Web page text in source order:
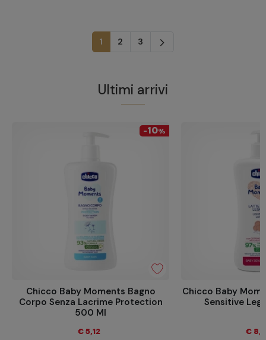
1 2 3 arrow_forward_ios
Ultimi arrivi
-10%
Chicco Baby Moments Bagno
Corpo Senza Lacrime Protection
500 Ml
€ 5,12
Chicco Baby
Sensitive
€